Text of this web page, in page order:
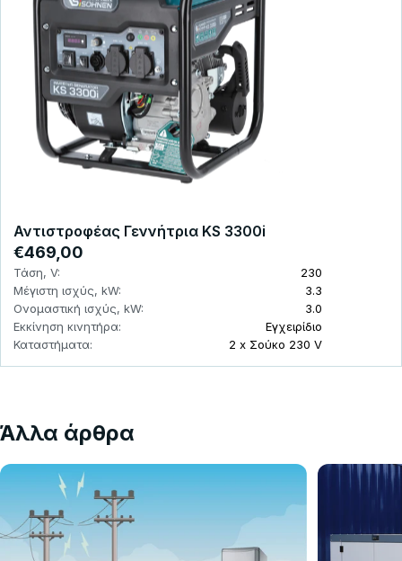
Αντιστροφέας Γεννήτρια KS 3300i
€469,00
Τάση, V:
230
Μέγιστη ισχύς, kW:
3.3
Ονομαστική ισχύς, kW:
3.0
Εκκίνηση κινητήρα:
Εγχειρίδιο
Καταστήματα:
2 x Σούκο 230 V
Άλλα άρθρα